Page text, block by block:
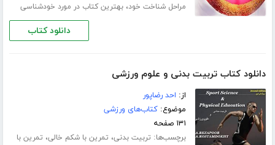
مراحل شناخت خود،بهترین کتاب در مورد خودشناسی
دانلود کتاب
دانلود کتاب تربیت بدنی و علوم ورزشی
از: احد رضاپور
موضوع:کتاب‌های ورزشی
۱۳۱ صفحه
برچسب‌ها: تربیت بدنی، تمرین با شکم خالی، تمرین با